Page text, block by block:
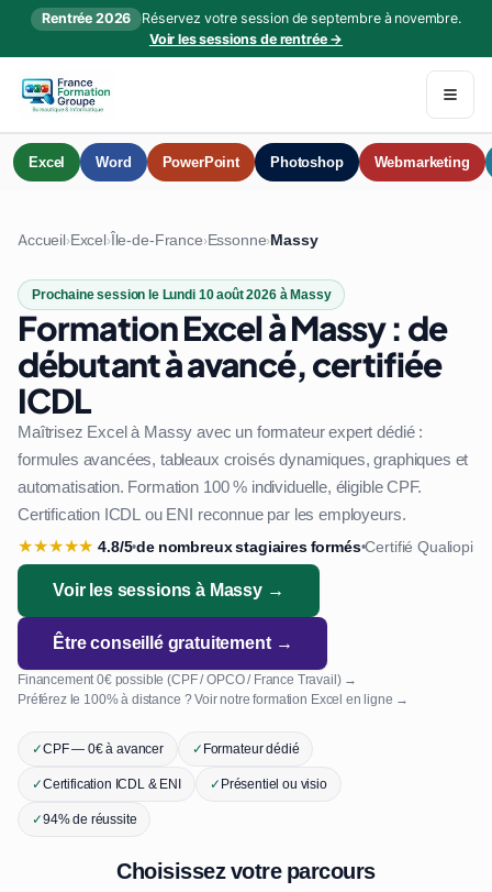
Rentrée 2026
Réservez votre session de septembre à novembre.
Voir les sessions de rentrée →
Excel Word PowerPoint Photoshop Webmarketing
Accueil›Excel›Île-de-France›Essonne›Massy
Prochaine session le Lundi 10 août 2026 à Massy
Formation Excel à Massy : de
débutant à avancé, certifiée
ICDL
Maîtrisez Excel à Massy avec un formateur expert dédié :
formules avancées, tableaux croisés dynamiques, graphiques et
automatisation. Formation 100 % individuelle, éligible CPF.
Certification ICDL ou ENI reconnue par les employeurs.
★★★★★ 4.8/5•de nombreux stagiaires formés•Certifié Qualiopi
Voir les sessions à Massy →
Être conseillé gratuitement →
Financement 0€ possible (CPF / OPCO / France Travail) →
Préférez le 100% à distance ? Voir notre formation Excel en ligne →
✓CPF — 0€ à avancer ✓Formateur dédié
✓Certification ICDL & ENI ✓Présentiel ou visio
✓94% de réussite
Choisissez votre parcours